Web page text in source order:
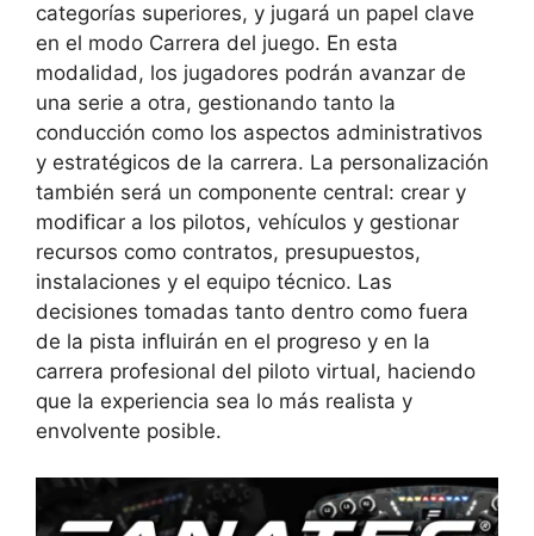
categorías superiores, y jugará un papel clave
en el modo Carrera del juego. En esta
modalidad, los jugadores podrán avanzar de
una serie a otra, gestionando tanto la
conducción como los aspectos administrativos
y estratégicos de la carrera. La personalización
también será un componente central: crear y
modificar a los pilotos, vehículos y gestionar
recursos como contratos, presupuestos,
instalaciones y el equipo técnico. Las
decisiones tomadas tanto dentro como fuera
de la pista influirán en el progreso y en la
carrera profesional del piloto virtual, haciendo
que la experiencia sea lo más realista y
envolvente posible.